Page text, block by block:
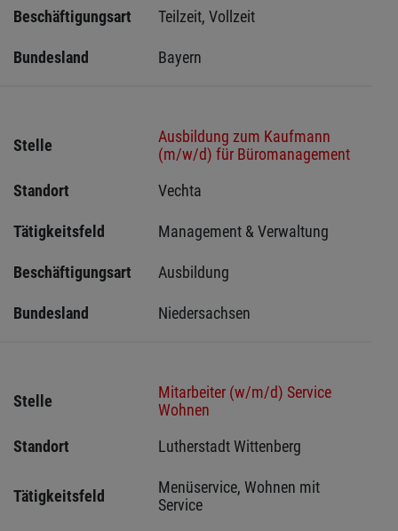
Beschäftigungsart Teilzeit, Vollzeit
Bundesland Bayern
Stelle
Ausbildung zum Kaufmann
(m/w/d) für Büromanagement
Standort
Vechta
Tätigkeitsfeld Management & Verwaltung
Beschäftigungsart Ausbildung
Bundesland Niedersachsen
Stelle
Mitarbeiter (w/m/d) Service
Wohnen
Standort
Lutherstadt Wittenberg
Tätigkeitsfeld
Menüservice, Wohnen mit
Service